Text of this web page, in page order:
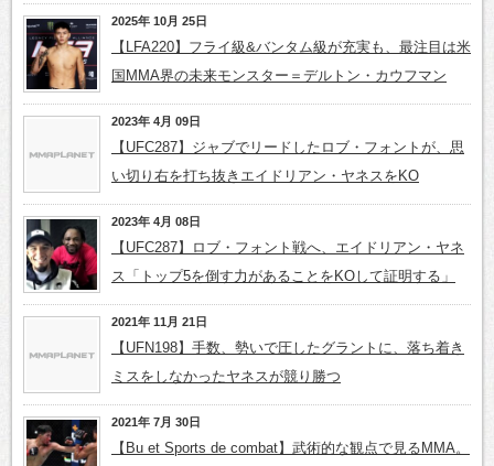
2025年 10月 25日
【LFA220】フライ級&バンタム級が充実も、最注目は米
国MMA界の未来モンスター＝デルトン・カウフマン
2023年 4月 09日
【UFC287】ジャブでリードしたロブ・フォントが、思
い切り右を打ち抜きエイドリアン・ヤネスをKO
2023年 4月 08日
【UFC287】ロブ・フォント戦へ、エイドリアン・ヤネ
ス「トップ5を倒す力があることをKOして証明する」
2021年 11月 21日
【UFN198】手数、勢いで圧したグラントに、落ち着き
ミスをしなかったヤネスが競り勝つ
2021年 7月 30日
【Bu et Sports de combat】武術的な観点で見るMMA。